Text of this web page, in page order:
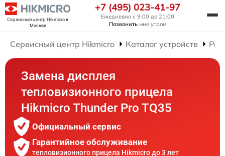
Сервисный центр Hikmicroв
Москве
+7 (495) 023-41-97
Ежедневно с 9:00 до 21:00
Позвонить мне утром
Сервисный центр Hikmicro Каталог устройств
Замена дисплея
тепловизионного прицела
Hikmicro Thunder Pro TQ35
Официальный сервис
Гарантийное обслуживание
тепловизионного прицела Hikmicro до 3 лет